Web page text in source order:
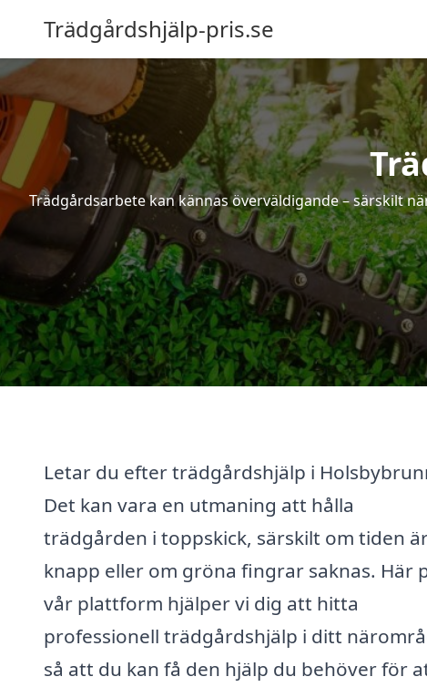
Trädgårdshjälp-pris.se
Trädgårdsarbete kan kännas överväldigande – särskilt
Letar du efter trädgårdshjälp i
Det kan vara en utmaning att hålla
trädgården i toppskick, särskilt om tiden
knapp eller om gröna fingrar saknas. Här
vår plattform hjälper vi dig att hitta
professionell trädgårdshjälp i ditt
så att du kan få den hjälp du behöver för